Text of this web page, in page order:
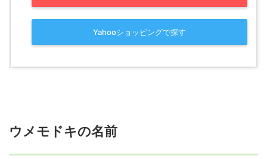
Yahooショッピングで探す
ウメモドキの名前